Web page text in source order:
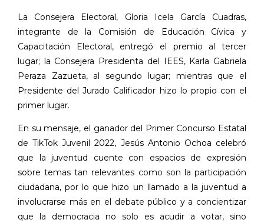
La Consejera Electoral, Gloria Icela García Cuadras,
integrante de la Comisión de Educación Cívica y
Capacitación Electoral, entregó el premio al tercer
lugar; la Consejera Presidenta del IEES, Karla Gabriela
Peraza Zazueta, al segundo lugar; mientras que el
Presidente del Jurado Calificador hizo lo propio con el
primer lugar.
En su mensaje, el ganador del Primer Concurso Estatal
de TikTok Juvenil 2022, Jesús Antonio Ochoa celebró
que la juventud cuente con espacios de expresión
sobre temas tan relevantes como son la participación
ciudadana, por lo que hizo un llamado a la juventud a
involucrarse más en el debate público y a concientizar
que la democracia no solo es acudir a votar, sino